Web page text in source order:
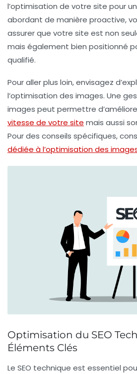
l’optimisation de votre site pour un
abordant de manière proactive,
assurer que votre site est non
mais également bien positionné
qualifié.
Pour aller plus loin, envisagez
l’optimisation des images. Une
images peut permettre
vitesse de votre site mais aussi
Pour des conseils spécifiques,
dédiée à l’optimisation des
Optimisation du SEO
Éléments Clés
Le SEO technique est essentiel